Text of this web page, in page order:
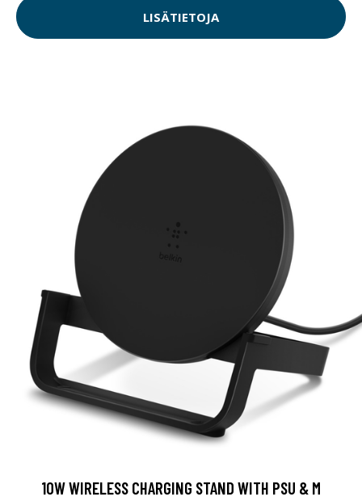
LISÄTIETOJA
10W WIRELESS CHARGING STAND WITH PSU & M